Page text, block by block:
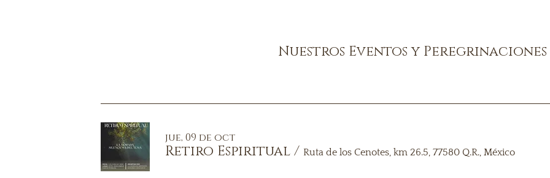
jue, 09 de oct
Retiro Espiritual /Ruta de los Cenotes, km 26.5, 77580 Q.R., México
Nuestros Eventos y Peregrinaciones